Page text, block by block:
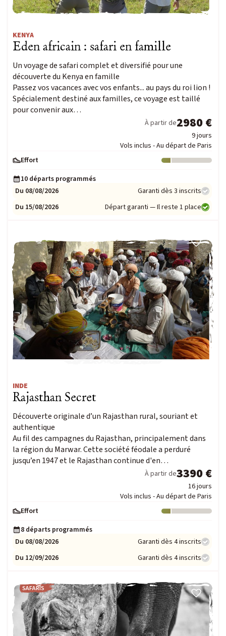
KENYA
Eden africain : safari en famille
Un voyage de safari complet et diversifié pour une
découverte du Kenya en famille
Passez vos vacances avec vos enfants... au pays du roi lion !
Spécialement destiné aux familles, ce voyage est taillé
pour convenir aux…
À partir de2980 €
9 jours
Vols inclus - Au départ de Paris
Effort
Niveau : 1
10 départs programmés
Du 08/08/2026
Garanti dès 3 inscrits
Du 15/08/2026
Départ garanti — Il reste 1 place
INDE
Rajasthan Secret
Découverte originale d’un Rajasthan rural, souriant et
authentique
Au fil des campagnes du Rajasthan, principalement dans
la région du Marwar. Cette société féodale a perduré
jusqu’en 1947 et le Rajasthan continue d'en…
À partir de3390 €
16 jours
Vols inclus - Au départ de Paris
Effort
Niveau : 1
8 départs programmés
Du 08/08/2026
Garanti dès 4 inscrits
Du 12/09/2026
Garanti dès 4 inscrits
SAFARIS